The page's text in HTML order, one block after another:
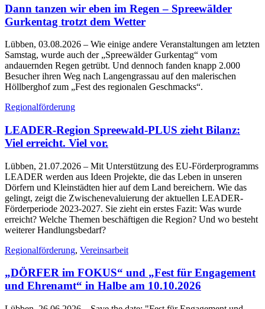
Dann tanzen wir eben im Regen – Spreewälder
Gurkentag trotzt dem Wetter
Lübben, 03.08.2026 – Wie einige andere Veranstaltungen am letzten
Samstag, wurde auch der „Spreewälder Gurkentag“ vom
andauernden Regen getrübt. Und dennoch fanden knapp 2.000
Besucher ihren Weg nach Langengrassau auf den malerischen
Höllberghof zum „Fest des regionalen Geschmacks“.
Regionalförderung
LEADER-Region Spreewald-PLUS zieht Bilanz:
Viel erreicht. Viel vor.
Lübben, 21.07.2026 – Mit Unterstützung des EU-Förderprogramms
LEADER werden aus Ideen Projekte, die das Leben in unseren
Dörfern und Kleinstädten hier auf dem Land bereichern. Wie das
gelingt, zeigt die Zwischenevaluierung der aktuellen LEADER-
Förderperiode 2023-2027. Sie zieht ein erstes Fazit: Was wurde
erreicht? Welche Themen beschäftigen die Region? Und wo besteht
weiterer Handlungsbedarf?
Regionalförderung, Vereinsarbeit
„DÖRFER im FOKUS“ und „Fest für Engagement
und Ehrenamt“ in Halbe am 10.10.2026